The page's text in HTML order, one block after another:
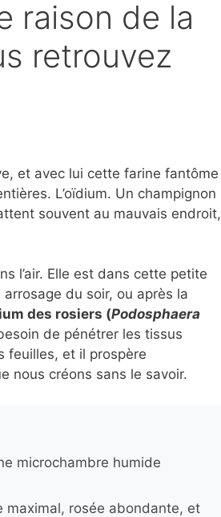
raison de la
retrouvez
et avec lui cette farine fantôme
L’oïdium. Un champignon
souvent au mauvais endroit,
l’air. Elle est dans cette petite
du soir, ou après la
des rosiers (Podosphaera
de pénétrer les tissus
feuilles, et il prospère
nous créons sans le savoir.
microchambre humide
maximal, rosée abondante, et